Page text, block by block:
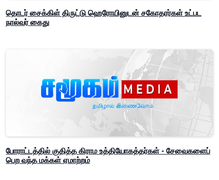
தொடர் சைக்கிள் திருட்டு ஹெரோயினுடன் சகோதரர்கள் உட்பட
நால்வர் கைது
போராட்டத்தில் குதித்த கிராம உத்தியோகத்தர்கள் - சேவைகளைப்
பெற வந்த மக்கள் ஏமாற்றம்